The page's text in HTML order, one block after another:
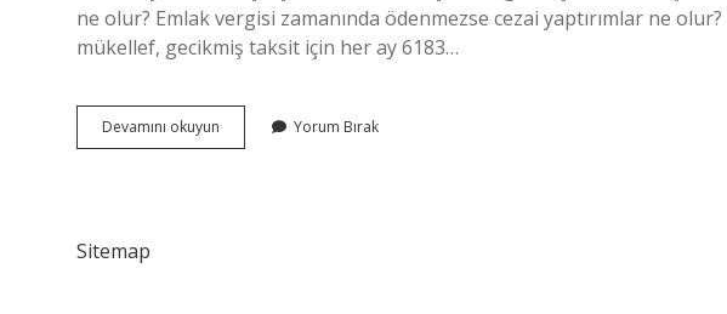
ne olur? Emlak vergisi zamanında ödenmezse cezai yaptırımlar ne
mükellef, gecikmiş taksit için her ay 6183…
Devamını okuyun Belediyeye
Olan
Yorum Bırak
Sitemap